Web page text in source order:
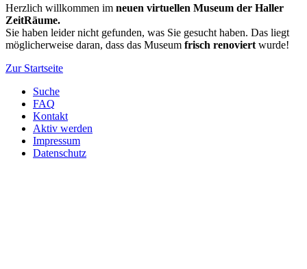
Herzlich willkommen im neuen virtuellen Museum der Haller
ZeitRäume.
Sie haben leider nicht gefunden, was Sie gesucht haben. Das liegt
möglicherweise daran, dass das Museum frisch renoviert wurde!
Zur Startseite
Suche
FAQ
Kontakt
Aktiv werden
Impressum
Datenschutz